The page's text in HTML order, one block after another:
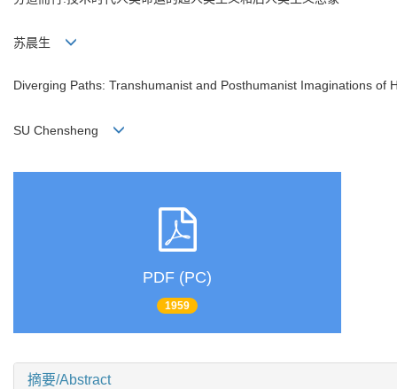
苏晨生
Diverging Paths: Transhumanist and Posthumanist Imaginations of
SU Chensheng
PDF (PC)
1959
摘要/Abstract